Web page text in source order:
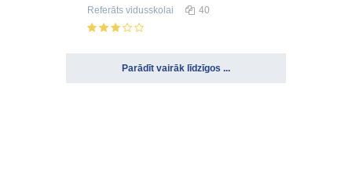
Referāts vidusskolai 40
Parādīt vairāk līdzīgos ...